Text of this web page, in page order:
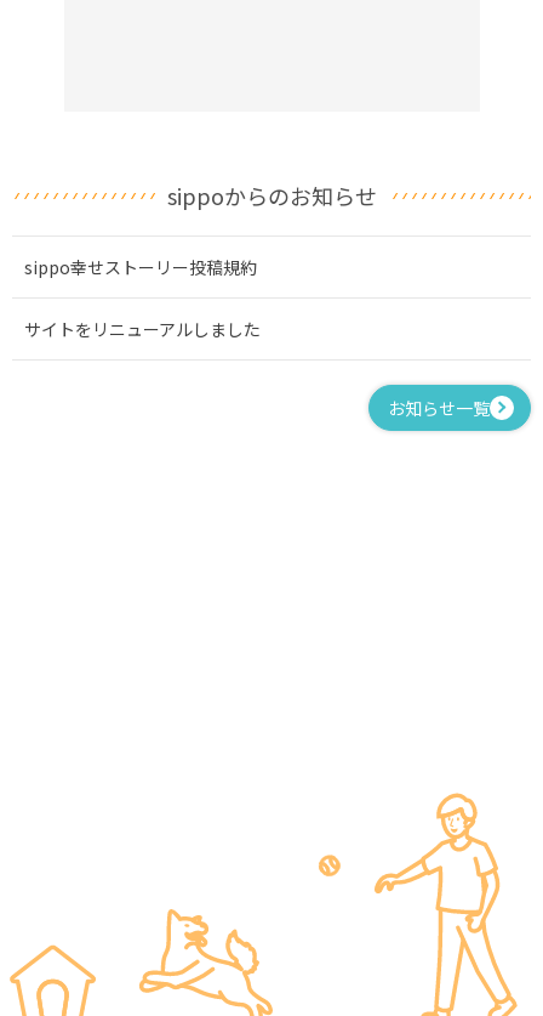
sippoからのお知らせ
sippo幸せストーリー投稿規約
サイトをリニューアルしました
お知らせ一覧